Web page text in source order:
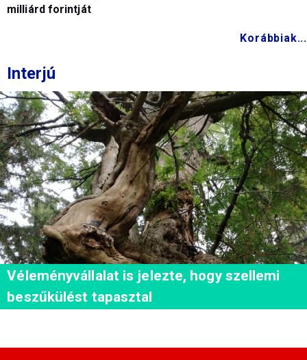
milliárd forintját
Korábbiak...
Interjú
Véleményvállalat is jelezte, hogy szellemi
beszűkülést tapasztal